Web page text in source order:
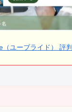
（ユーブライド） 評判